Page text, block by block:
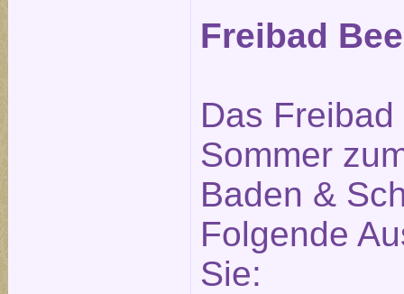
Freibad
Das
Sommer
Baden &
Folgende
Sie: